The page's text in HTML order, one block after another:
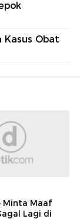
Kasus Obat
Minta Maaf
Lagi di